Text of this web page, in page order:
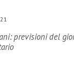
previsioni del